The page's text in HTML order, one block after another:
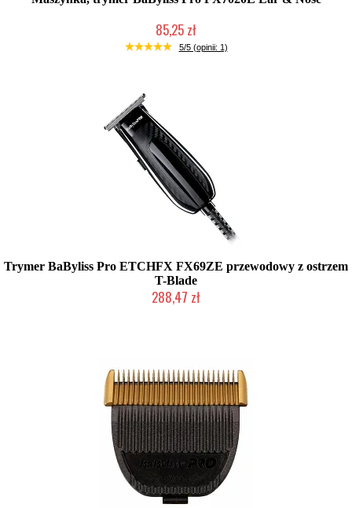
85,25 zł
Produkt wycofany
5/5 (opinii: 1)
Trymer BaByliss Pro ETCHFX FX69ZE przewodowy z ostrzem
T-Blade
288,47 zł